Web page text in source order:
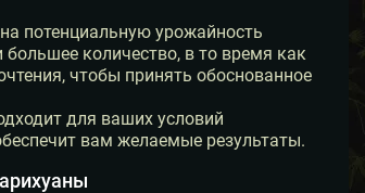
потенциальную урожайность
количество, в то время как
чтобы принять обоснованное
для ваших условий
вам желаемые результаты.